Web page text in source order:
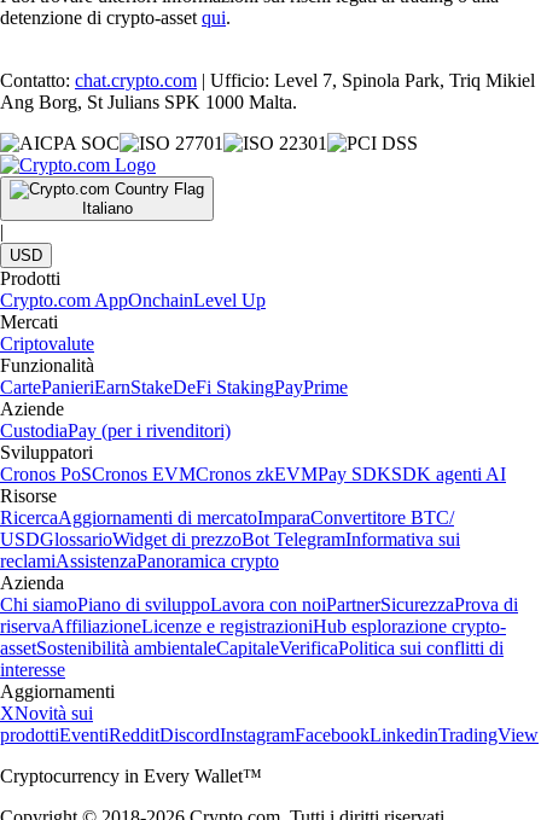
detenzione di crypto-asset qui.
Contatto: chat.crypto.com | Ufficio: Level 7, Spinola Park, Triq Mikiel
Ang Borg, St Julians SPK 1000 Malta.
Italiano
|
USD
Prodotti
Crypto.com AppOnchainLevel Up
Mercati
Criptovalute
Funzionalità
CartePanieriEarnStakeDeFi StakingPayPrime
Aziende
CustodiaPay (per i rivenditori)
Sviluppatori
Cronos PoSCronos EVMCronos zkEVMPay SDKSDK agenti AI
Risorse
RicercaAggiornamenti di mercatoImparaConvertitore BTC/
USDGlossarioWidget di prezzoBot TelegramInformativa sui
reclamiAssistenzaPanoramica crypto
Azienda
Chi siamoPiano di sviluppoLavora con noiPartnerSicurezzaProva di
riservaAffiliazioneLicenze e registrazioniHub esplorazione crypto-
assetSostenibilità ambientaleCapitaleVerificaPolitica sui conflitti di
interesse
Aggiornamenti
XNovità sui
prodottiEventiRedditDiscordInstagramFacebookLinkedinTradingView
Cryptocurrency in Every Wallet™